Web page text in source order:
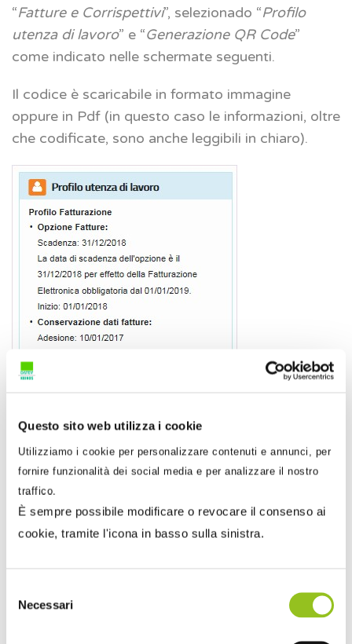
Questo sito web utilizza i cookie
Utilizziamo i cookie per personalizzare contenuti e annunci, per
fornire funzionalità dei social media e per analizzare il nostro
traffico.
È sempre possibile modificare o revocare il consenso ai
cookie, tramite l'icona in basso sulla sinistra.
delNecessari
“Fatture e Corrispettivi”, selezionado “Profilo
utenza di lavoro” e “Generazione QR Code”
come indicato nelle schermate seguenti.
Il codice è scaricabile in formato immagine
oppure in Pdf (in questo caso le informazioni, oltre
che codificate, sono anche leggibili in chiaro).